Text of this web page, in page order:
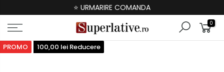
⭐ URMARIRE COMANDA
0
PROMO 100,00 lei Reducere